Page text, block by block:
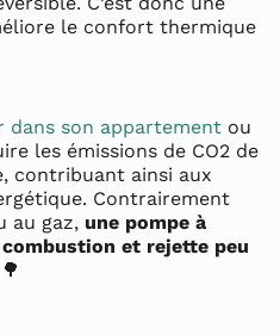
le confort thermique
dans son appartement ou
les émissions de CO2 de
contribuant ainsi aux
Contrairement
au gaz, une pompe à
et rejette peu